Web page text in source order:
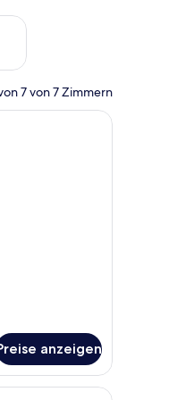
Wochenende, Aug.
7 von 7 Zimmern
großen Buntglasfenster und
mit zwei Betten, einem
anzeigen